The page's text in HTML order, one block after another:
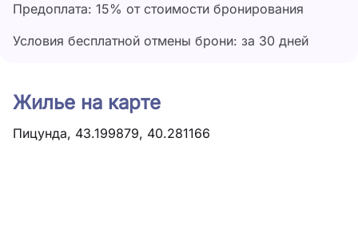
Предоплата: 15% от стоимости бронирования
Условия бесплатной отмены брони: за 30 дней
Жилье на карте
Пицунда, 43.199879, 40.281166